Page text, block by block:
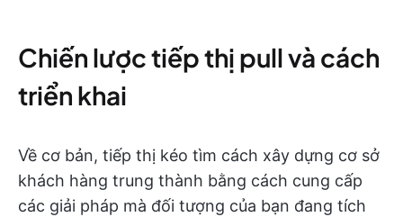
Chiến lược tiếp thị pull và cách
triển khai
Về cơ bản, tiếp thị kéo tìm cách xây dựng cơ sở
khách hàng trung thành bằng cách cung cấp
các giải pháp mà đối tượng của bạn đang tích